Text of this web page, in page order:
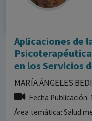
Aplicaciones de
en los Servicios
MARÍA ÁNGELES
Fecha
Área temática: Salud